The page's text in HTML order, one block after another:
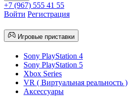
+7 (967) 555 41 55
Войти Регистрация
Игровые приставки
Sony PlayStation 4
Sony PlayStation 5
Xbox Series
VR ( Виртуальная реальность )
Аксессуары